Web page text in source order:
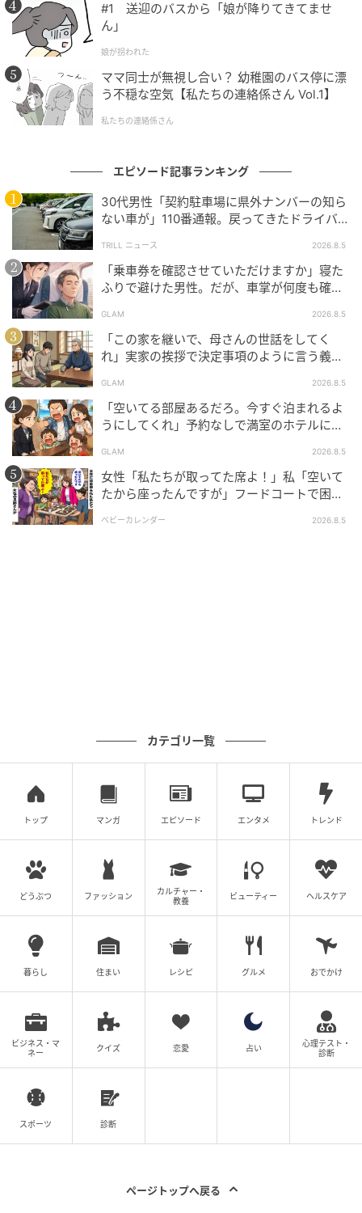
の記事をもっとみる
#1 送迎のバスから「娘が降りてきてませ
ん」
娘が拐われた
ママ同士が無視し合い？ 幼稚園のバス停に漂
う不穏な空気【私たちの連絡係さん Vol.1】
私たちの連絡係さん
エピソード記事ランキング
30代男性「契約駐車場に県外ナンバーの知ら
ない車が」110番通報。戻ってきたドライバー
TRILL ニュース 2026.8.5
「乗車券を確認させていただけますか」寝た
ふりで避けた男性。だが、車掌が何度も確認
GLAM 2026.8.5
「この家を継いで、母さんの世話をしてく
れ」実家の挨拶で決定事項のように言う義
た一言
GLAM 2026.8.5
「空いてる部屋あるだろ。今すぐ泊まれるよ
うにしてくれ」予約なしで満室のホテルに押
一変
GLAM 2026.8.5
女性「私たちが取ってた席よ！」私「空いて
たから座ったんですが」フードコートで困
ベビーカレンダー 2026.8.5
カテゴリ一覧
トップ マンガ エピソード エンタメ トレンド
どうぶつ ファッション
カルチャー・
教養
ビューティー ヘルスケア
暮らし 住まい レシピ グルメ おでかけ
ビジネス・マ
ネー
クイズ 恋愛 占い
心理テスト・
診断
スポーツ 診断
ページトップへ戻る